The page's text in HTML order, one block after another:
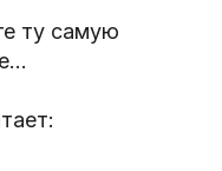
ту самую